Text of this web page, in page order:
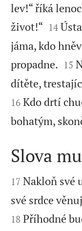
lev!“ říká
život!“ 

14
jáma, kdo
propadne. 

15
dítěte,
16 Kdo drtí
bohatým,

Slova

17 Nakloň své
své srdce
18 Příhodné